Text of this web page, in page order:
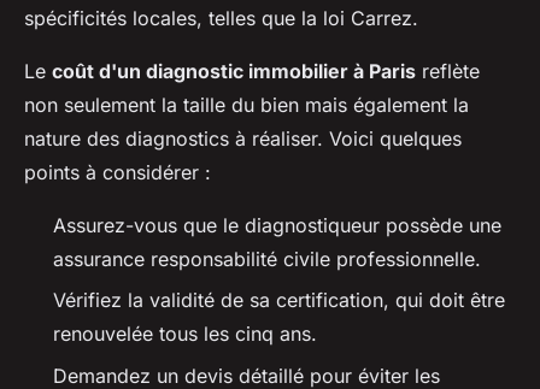
spécificités locales, telles que la loi Carrez.
Le coût d'un diagnostic immobilier à Paris reflète
non seulement la taille du bien mais également la
nature des diagnostics à réaliser. Voici quelques
points à considérer :
Assurez-vous que le diagnostiqueur possède une
assurance responsabilité civile professionnelle.
Vérifiez la validité de sa certification, qui doit être
renouvelée tous les cinq ans.
Demandez un devis détaillé pour éviter les